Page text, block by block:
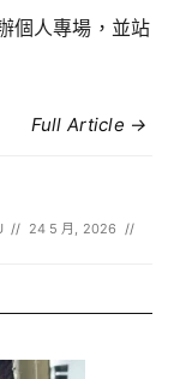
個人專場，並站
Full Article →
// 24 5 月, 2026 //